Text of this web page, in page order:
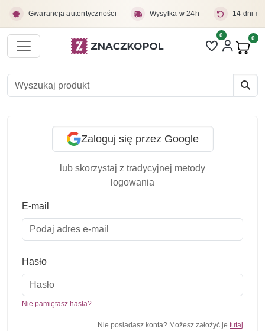
Gwarancja autentyczności Wysyłka w 24h 14 dni
Liczba pozycji
0 0
Zaloguj się przez Google
lub skorzystaj z tradycyjnej metody
logowania
E-mail
Hasło
Nie pamiętasz hasła?
Nie posiadasz konta? Możesz założyć je tutaj